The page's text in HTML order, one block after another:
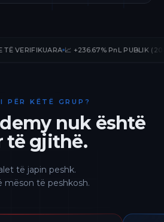
📈 +236.67% PnL PUBLIK (2026) 🛡️
PËR KËTË GRUP?
nuk është
të gjithë.
të japin peshk.
mëson të peshkosh.